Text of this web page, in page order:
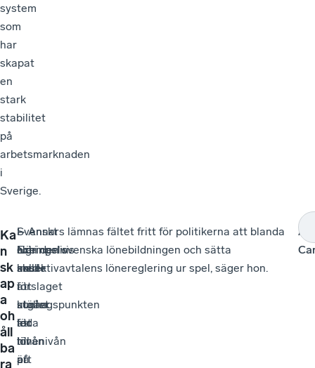
system
som
har
skapat
en
stark
stabilitet
på
arbetsmarknaden
i
Sverige.
Ka
n
sk
ap
a
oh
åll
ba
ra
I
och
med
att
utgångspunkten
för
lönenivån
är
–
Exempelvis
skulle
förslaget
kunna
leda
till
att
Svenskt
Näringsliv
anser
i
stället
att
nivån
på
– Annars lämnas fältet fritt för politikerna att blanda
sig i den svenska lönebildningen och sätta
kollektivavtalens lönereglering ur spel, säger hon.